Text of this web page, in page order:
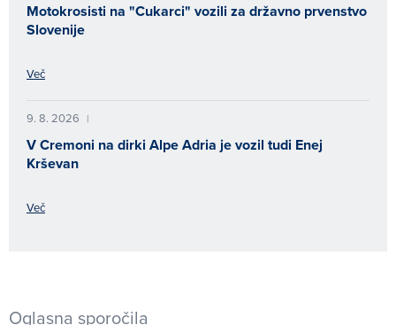
Motokrosisti na "Cukarci" vozili za državno prvenstvo
Slovenije
Več
9. 8. 2026 |
V Cremoni na dirki Alpe Adria je vozil tudi Enej
Krševan
Več
Oglasna sporočila